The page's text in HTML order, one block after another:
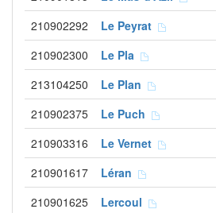
210902292 Le Peyrat
210902300 Le Pla
213104250 Le Plan
210902375 Le Puch
210903316 Le Vernet
210901617 Léran
210901625 Lercoul